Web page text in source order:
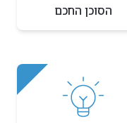
הסוכן החכם